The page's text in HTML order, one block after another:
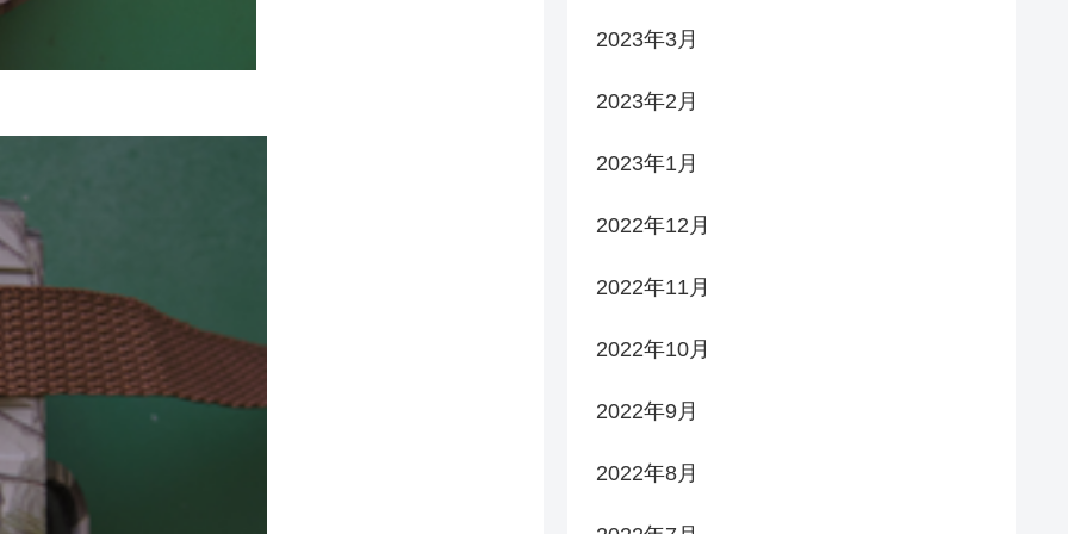
2023年3月
2023年2月
2023年1月
2022年12月
2022年11月
2022年10月
2022年9月
2022年8月